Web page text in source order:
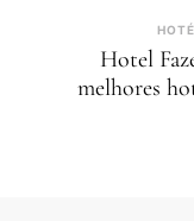
Hotel
melhores